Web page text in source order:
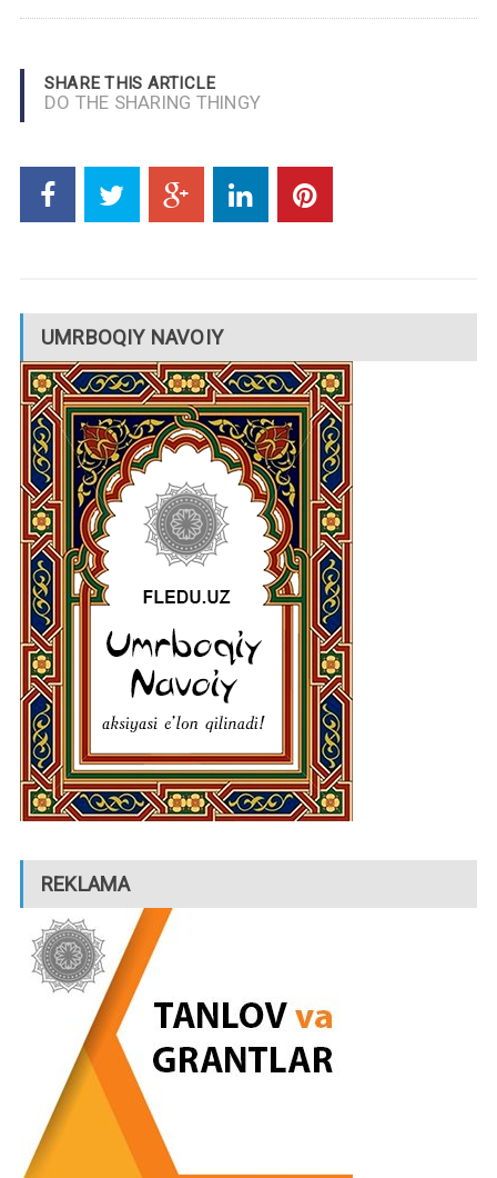
SHARE THIS ARTICLE
DO THE SHARING THINGY
UMRBOQIY NAVOIY
REKLAMA